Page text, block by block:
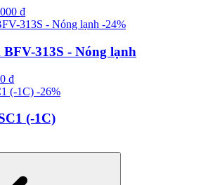
₫
-24%
313S - Nóng lạnh
₫
-26%
(-1C)